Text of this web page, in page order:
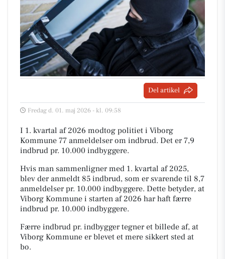
Del artikel
Fredag d. 01. maj 2026 - kl. 09:58
I 1. kvartal af 2026 modtog politiet i Viborg
Kommune 77 anmeldelser om indbrud. Det er 7,9
indbrud pr. 10.000 indbyggere.
Hvis man sammenligner med 1. kvartal af 2025,
blev der anmeldt 85 indbrud, som er svarende til 8,7
anmeldelser pr. 10.000 indbyggere. Dette betyder, at
Viborg Kommune i starten af 2026 har haft færre
indbrud pr. 10.000 indbyggere.
Færre indbrud pr. indbygger tegner et billede af, at
Viborg Kommune er blevet et mere sikkert sted at
bo.